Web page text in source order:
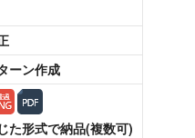
ーン作成
た形式で納品(複数可)